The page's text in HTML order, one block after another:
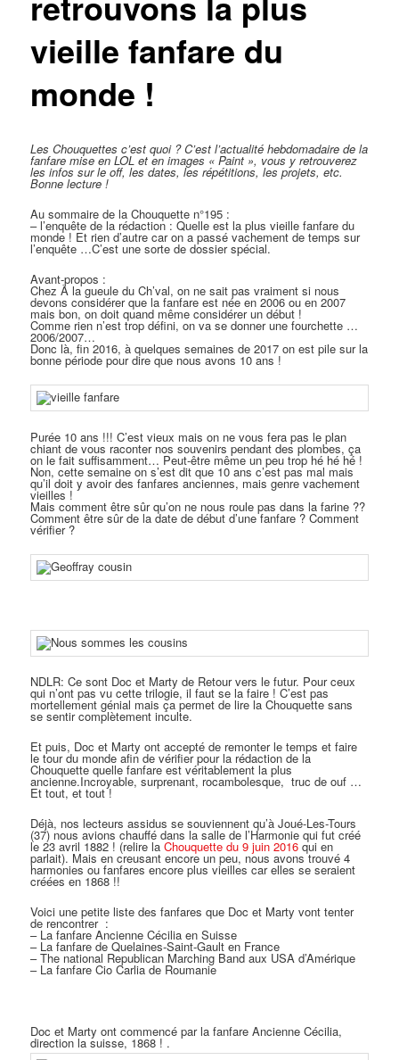
vieille fanfare du
monde !
Les Chouquettes c’est quoi ? C’est l’actualité hebdomadaire de la
fanfare mise en LOL et en images « Paint », vous y retrouverez
les infos sur le off, les dates, les répétitions, les projets, etc.
Bonne lecture !
Au sommaire de la Chouquette n°195 :
– l’enquête de la rédaction : Quelle est la plus vieille fanfare du
monde ! Et rien d’autre car on a passé vachement de temps sur
l’enquête …C’est une sorte de dossier spécial.
Avant-propos :
Chez À la gueule du Ch’val, on ne sait pas vraiment si nous
devons considérer que la fanfare est née en 2006 ou en 2007
mais bon, on doit quand même considérer un début !
Comme rien n’est trop défini, on va se donner une fourchette …
2006/2007…
Donc là, fin 2016, à quelques semaines de 2017 on est pile sur la
bonne période pour dire que nous avons 10 ans !
Purée 10 ans !!! C’est vieux mais on ne vous fera pas le plan
chiant de vous raconter nos souvenirs pendant des plombes, ça
on le fait suffisamment… Peut-être même un peu trop hé hé hé !
Non, cette semaine on s’est dit que 10 ans c’est pas mal mais
qu’il doit y avoir des fanfares anciennes, mais genre vachement
vieilles !
Mais comment être sûr qu’on ne nous roule pas dans la farine ??
Comment être sûr de la date de début d’une fanfare ? Comment
vérifier ?
NDLR: Ce sont Doc et Marty de Retour vers le futur. Pour ceux
qui n’ont pas vu cette trilogie, il faut se la faire ! C’est pas
mortellement génial mais ça permet de lire la Chouquette sans
se sentir complètement inculte.
Et puis, Doc et Marty ont accepté de remonter le temps et faire
le tour du monde afin de vérifier pour la rédaction de la
Chouquette quelle fanfare est véritablement la plus
ancienne.Incroyable, surprenant, rocambolesque, truc de ouf …
Et tout, et tout !
Déjà, nos lecteurs assidus se souviennent qu’à Joué-Les-Tours
(37) nous avions chauffé dans la salle de l’Harmonie qui fut créé
le 23 avril 1882 ! (relire laChouquette du 9 juin 2016 qui en
parlait). Mais en creusant encore un peu, nous avons trouvé 4
harmonies ou fanfares encore plus vieilles car elles se seraient
créées en 1868 !!
Voici une petite liste des fanfares que Doc et Marty vont tenter
de rencontrer :
– La fanfare Ancienne Cécilia en Suisse
– La fanfare deQuelaines-Saint-Gault en France
– The national Republican Marching Band aux USA d’Amérique
– La fanfare Cio Carlia de Roumanie
Doc et Marty ont commencé par la fanfare Ancienne Cécilia,
direction la suisse, 1868 ! .